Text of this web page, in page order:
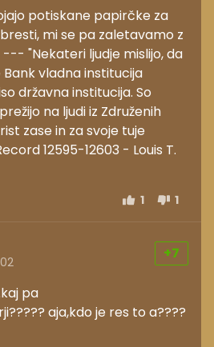
potiskane papirčke za
mi se pa zaletavamo z
--- "Nekateri ljudje mislijo, da
vladna institucija
državna institucija. So
na ljudi iz Združenih
zase in za svoje tuje
12595-12603 - Louis T.
1 1
+7
pa
aja,kdo je res to a????